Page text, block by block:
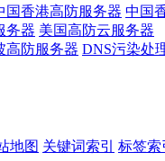
国香港高防服务器 中国
务器 美国高防云服务器
高防服务器 DNS污染处
地图 关键词索引 标签索